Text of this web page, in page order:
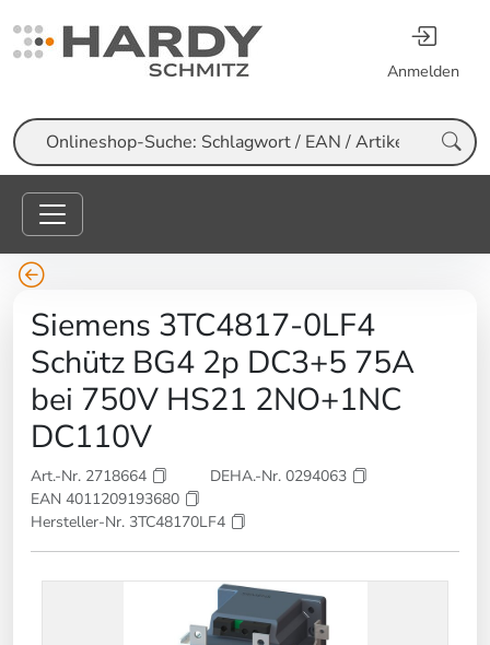
Anmelden
Suche
Siemens 3TC4817-0LF4
Schütz BG4 2p DC3+5 75A
bei 750V HS21 2NO+1NC
DC110V
Art.-Nr. 2718664
DEHA.-Nr. 0294063
EAN 4011209193680
Hersteller-Nr. 3TC48170LF4